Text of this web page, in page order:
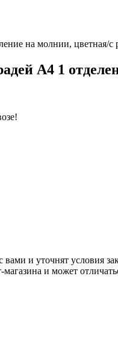
на молнии,
А4 1
и уточнят условия
магазина и может